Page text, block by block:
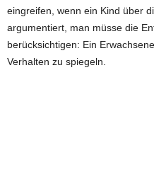
eingreifen, wenn ein Kind über
argumentiert, man müsse die
berücksichtigen: Ein
Verhalten zu spiegeln.